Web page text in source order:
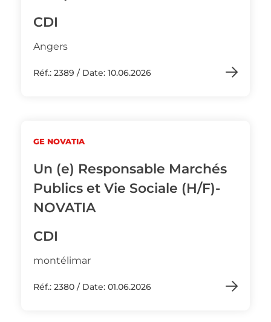
CDI
Angers
Réf.: 2389 / Date: 10.06.2026
GE NOVATIA
Un (e) Responsable Marchés
Publics et Vie Sociale (H/F)-
NOVATIA
CDI
montélimar
Réf.: 2380 / Date: 01.06.2026